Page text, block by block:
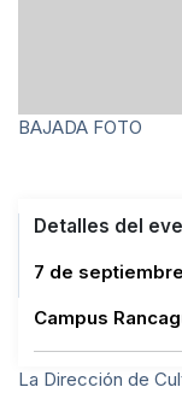
BAJADA FOTO
Detalles del
7 de
Campus
La Dirección de